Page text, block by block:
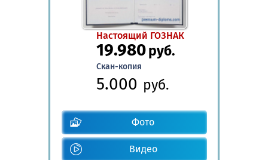
Настоящий ГОЗНАК
19.980руб.
Скан-копия
5.000 руб.
Фото
Видео